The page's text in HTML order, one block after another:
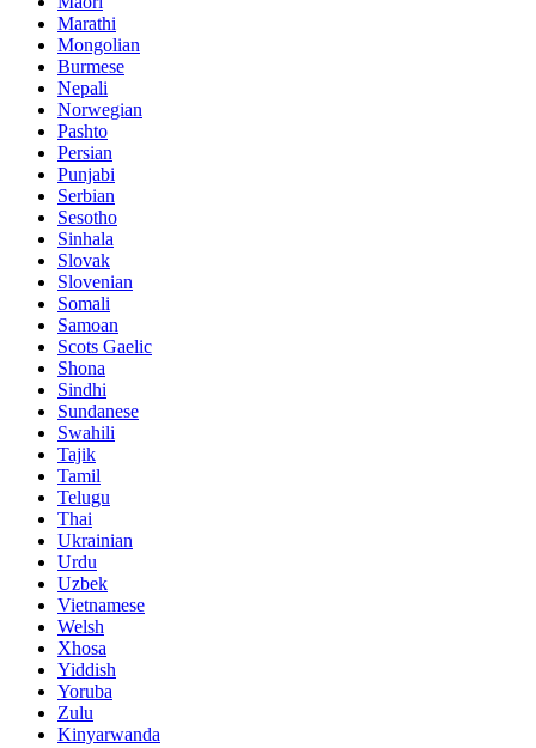
Marathi
Mongolian
Burmese
Nepali
Norwegian
Pashto
Persian
Punjabi
Serbian
Sesotho
Sinhala
Slovak
Slovenian
Somali
Samoan
Scots Gaelic
Shona
Sindhi
Sundanese
Swahili
Tajik
Tamil
Telugu
Thai
Ukrainian
Urdu
Uzbek
Vietnamese
Welsh
Xhosa
Yiddish
Yoruba
Zulu
Kinyarwanda